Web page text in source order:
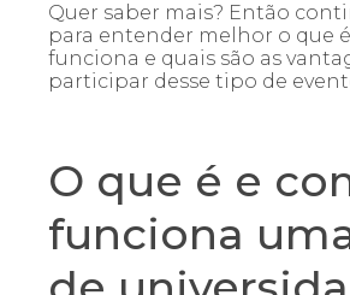
Quer saber mais? Então
para entender melhor o que
funciona e quais são as
participar desse tipo de
O que é e
funciona